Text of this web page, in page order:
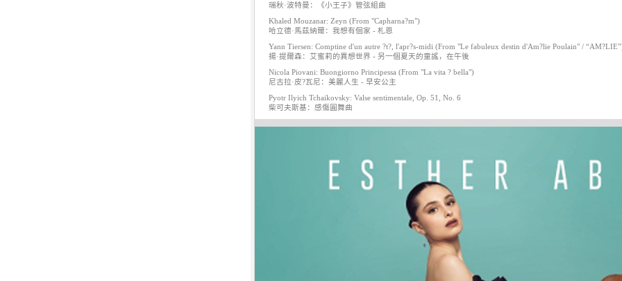
瑞秋·波特曼：《小王子》管弦組曲
Khaled Mouzanar: Zeyn (From "Capharna?m")
哈立德·馬茲納爾：我想有個家 - 札恩
Yann Tiersen: Comptine d'un autre ?t?, l'apr?s-midi (From "Le fabuleux destin d'Am?lie Poulain" /
揚·提爾森：艾蜜莉的異想世界 - 另一個夏天的童謠，在午後
Nicola Piovani: Buongiorno Principessa (From "La vita ? bella")
尼古拉·皮?瓦尼：美麗人生 - 早安公主
Pyotr Ilyich Tchaikovsky: Valse sentimentale, Op. 51, No. 6
柴可夫斯基：感傷圓舞曲